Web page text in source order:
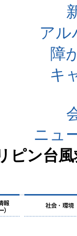
アル
障
キ
ニュ
ピン台